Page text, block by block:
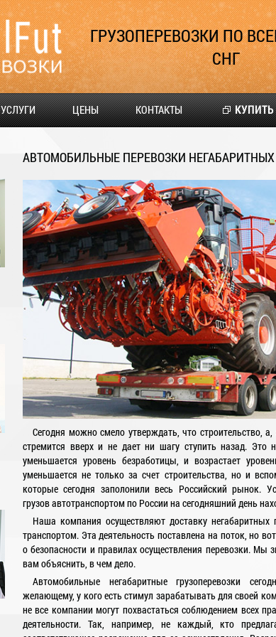
ГРУЗОПЕРЕВОЗКИ ПО
СНГ
УСЛУГИ ЦЕНЫ КОНТАКТЫ
АВТОМОБИЛЬНЫЕ ПЕРЕВОЗКИ НЕГАБАРИТНЫХ
Сегодня можно смело утверждать, что строительство,
стремится вверх и не дает ни шагу ступить назад. Это
уменьшается уровень безработицы, и возрастает
уменьшается не только за счет строительства, но и
которые сегодня заполонили весь Российский рынок.
грузов автотранспортом по России на сегодняшний день
Наша компания осуществляют доставку
транспортом. Эта деятельность поставлена на поток, но
о безопасности и правилах осуществления перевозки. Мы
вам объяснить, в чем дело.
Автомобильные негабаритные грузоперевозки
желающему, у кого есть стимул зарабатывать для своей
не все компании могут похвастаться соблюдением всех
деятельности. Так, например, не каждый, кто